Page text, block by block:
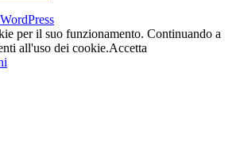
per il suo funzionamento. Continuando a
all'uso dei cookie.Accetta